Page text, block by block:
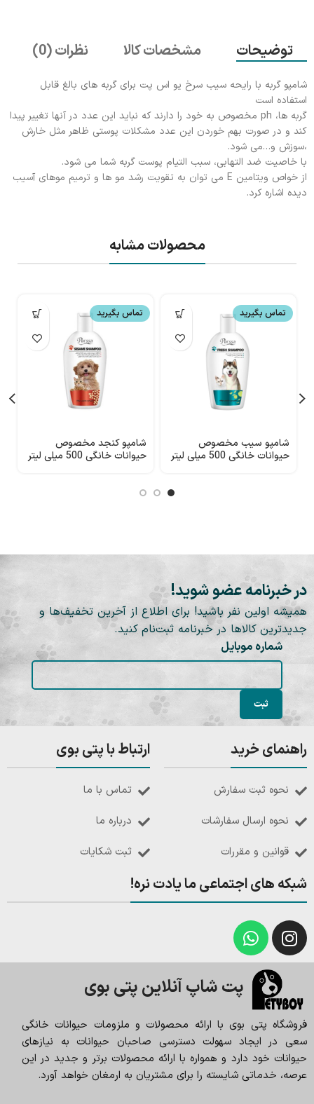
توضیحات مشخصات کالا نظرات (0)
شامپو گربه با رایحه سیب سرخ یو اس پت برای گربه های بالغ قابل
استفاده است
گربه ها، ph مخصوص به خود را دارند که نباید این عدد در آنها تغییر پیدا
کند و در صورت بهم خوردن این عدد مشکلات پوستی ظاهر مثل خارش
،سوزش و…می شود.
با خاصیت ضد التهابی، سبب التیام پوست گربه شما می شود.
از خواص ویتامین E می توان به تقویت رشد مو ها و ترمیم موهای آسیب
دیده اشاره کرد.
محصولات مشابه
تماس بگیرید
شامپو سیب مخصوص
حیوانات خانگی 500 میلی لیتر
تماس بگیرید
شامپو کنجد مخصوص
حیوانات خانگی 500 میلی لیتر
در خبرنامه عضو شوید!
همیشه اولین نفر باشید! برای اطلاع از آخرین تخفیف‌ها و
جدیدترین کالاها در خبرنامه ثبت‌نام کنید.
شماره موبایل
راهنمای خرید
نحوه ثبت سفارش
نحوه ارسال سفارشات
قوانین و مقررات
ارتباط با پتی بوی
تماس با ما
درباره ما
ثبت شکایات
شبکه های اجتماعی ما یادت نره!
پت شاپ آنلاین پتی بوی
فروشگاه پتی بوی با ارائه محصولات و ملزومات حیوانات خانگی
سعی در ایجاد سهولت دسترسی صاحبان حیوانات به نیازهای
حیوانات خود دارد و همواره با ارائه محصولات برتر و جدید در این
عرصه، خدماتی شایسته را برای مشتریان به ارمغان خواهد آورد.